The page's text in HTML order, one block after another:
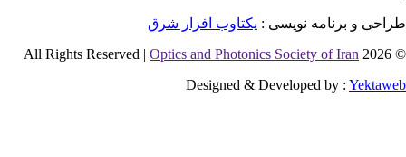
و برنامه نویسی : یکتاوب افزار شرق
©
Optics and Photonics Society of Iran
Designed & Developed by :